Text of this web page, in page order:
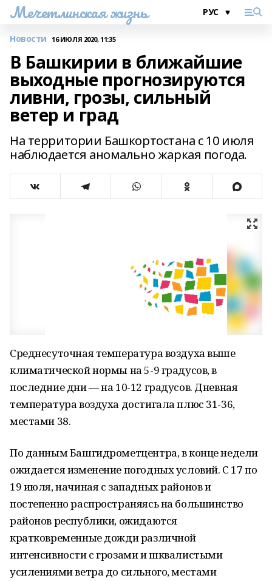
Мечетлинская жизнь
Новости 16 ИЮЛЯ 2020, 11:35
В Башкирии в ближайшие
выходные прогнозируются
ливни, грозы, сильный
ветер и град
На территории Башкортостана с 10 июля
наблюдается аномально жаркая погода.
Среднесуточная температура воздуха выше
климатической нормы на 5-9 градусов, в
последние дни — на 10-12 градусов. Дневная
температура воздуха достигала плюс 31-36,
местами 38.
По данным Башгидрометцентра, в конце недели
ожидается изменение погодных условий. С 17 по
19 июля, начиная с западных районов и
постепенно распространяясь на большинство
районов республики, ожидаются
кратковременные дожди различной
интенсивности с грозами и шквалистыми
усилениями ветра до сильного, местами